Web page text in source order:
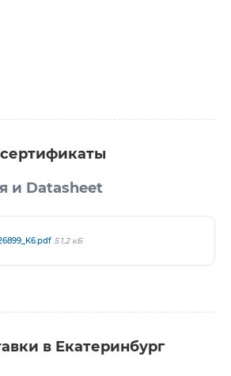
и Datasheet
51,2 кБ
в Екатеринбург